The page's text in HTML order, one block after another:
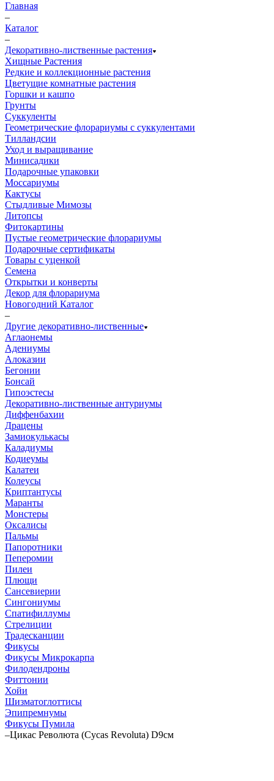
Главная
–
Каталог
–
Декоративно-лиственные растения
Хищные Растения
Редкие и коллекционные растения
Цветущие комнатные растения
Горшки и кашпо
Грунты
Суккуленты
Геометрические флорариумы с суккулентами
Тилландсии
Уход и выращивание
Минисадики
Подарочные упаковки
Моссариумы
Кактусы
Стыдливые Мимозы
Литопсы
Фитокартины
Пустые геометрические флорариумы
Подарочные сертификаты
Товары с уценкой
Семена
Открытки и конверты
Декор для флорариума
Новогодний Каталог
–
Другие декоративно-лиственные
Аглаонемы
Адениумы
Алоказии
Бегонии
Бонсай
Гипоэстесы
Декоративно-лиственные антуриумы
Диффенбахии
Драцены
Замиокулькасы
Каладиумы
Кодиеумы
Калатеи
Колеусы
Криптантусы
Маранты
Монстеры
Оксалисы
Пальмы
Папоротники
Пеперомии
Пилеи
Плющи
Сансевиерии
Сингониумы
Спатифиллумы
Стрелиции
Традесканции
Фикусы
Фикусы Микрокарпа
Филодендроны
Фиттонии
Хойи
Шизматоглоттисы
Эпипремнумы
Фикусы Пумила
–Цикас Революта (Cycas Revoluta) D9см